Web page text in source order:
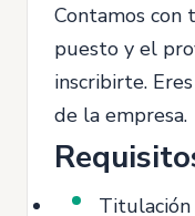
Contamos con
puesto y el
inscribirte.
de la empresa.
Titulación